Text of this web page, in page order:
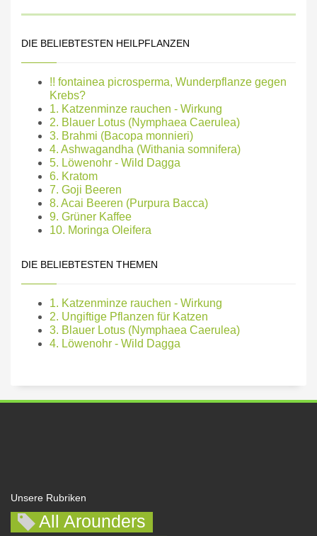
DIE BELIEBTESTEN HEILPFLANZEN
!! fontainea picrosperma, Wunderpflanze gegen
Krebs?
1. Katzenminze rauchen - Wirkung
2. Blauer Lotus (Nymphaea Caerulea)
3. Brahmi (Bacopa monnieri)
4. Ashwagandha (Withania somnifera)
5. Löwenohr - Wild Dagga
6. Kratom
7. Goji Beeren
8. Acai Beeren (Purpura Bacca)
9. Grüner Kaffee
10. Moringa Oleifera
DIE BELIEBTESTEN THEMEN
1. Katzenminze rauchen - Wirkung
2. Ungiftige Pflanzen für Katzen
3. Blauer Lotus (Nymphaea Caerulea)
4. Löwenohr - Wild Dagga
Unsere Rubriken
All Arounders